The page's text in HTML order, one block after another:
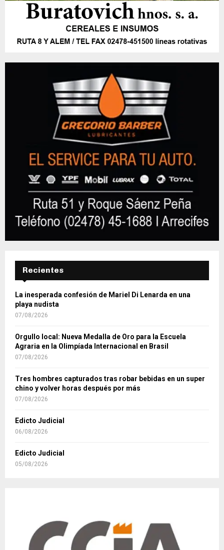
Recientes
La inesperada confesión de Mariel Di Lenarda en una
playa nudista
07/08/2026
Orgullo local: Nueva Medalla de Oro para la Escuela
Agraria en la Olimpíada Internacional en Brasil
07/08/2026
Tres hombres capturados tras robar bebidas en un super
chino y volver horas después por más
07/08/2026
Edicto Judicial
06/08/2026
Edicto Judicial
05/08/2026